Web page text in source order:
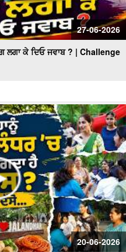
27-06-2026
ਲਗਾ ਕੇ ਦਿਓ ਜਵਾਬ ? | Challenge
20-06-2026